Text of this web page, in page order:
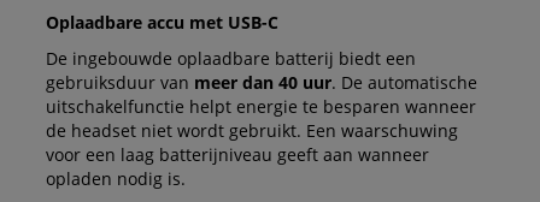
Oplaadbare accu met USB-C
De ingebouwde oplaadbare batterij biedt een
gebruiksduur van meer dan 40 uur. De automatische
uitschakelfunctie helpt energie te besparen wanneer
de headset niet wordt gebruikt. Een waarschuwing
voor een laag batterijniveau geeft aan wanneer
opladen nodig is.